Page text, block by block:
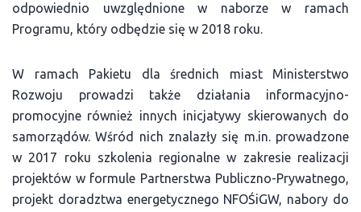
odpowiednio uwzględnione w naborze w ramach
Programu, który odbędzie się w 2018 roku.
W ramach Pakietu dla średnich miast Ministerstwo
Rozwoju prowadzi także działania informacyjno-
promocyjne również innych inicjatywy skierowanych do
samorządów. Wśród nich znalazły się m.in. prowadzone
w 2017 roku szkolenia regionalne w zakresie realizacji
projektów w formule Partnerstwa Publiczno-Prywatnego,
projekt doradztwa energetycznego NFOŚiGW, nabory do